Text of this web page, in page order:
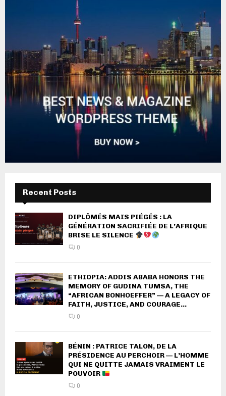
Recent Posts
DIPLÔMÉS MAIS PIÉGÉS : LA
GÉNÉRATION SACRIFIÉE DE L’AFRIQUE
BRISE LE SILENCE
0
ETHIOPIA: ADDIS ABABA HONORS THE
MEMORY OF GUDINA TUMSA, THE
“AFRICAN BONHOEFFER” — A LEGACY OF
FAITH, JUSTICE, AND COURAGE...
0
BÉNIN : PATRICE TALON, DE LA
PRÉSIDENCE AU PERCHOIR — L’HOMME
QUI NE QUITTE JAMAIS VRAIMENT LE
POUVOIR
0